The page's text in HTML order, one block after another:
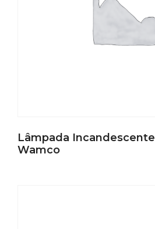
Lâmpada
Wamco